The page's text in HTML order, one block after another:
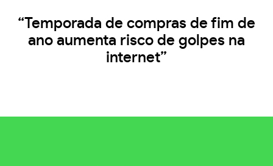
“Temporada de compras de fim de
ano aumenta risco de golpes na
internet”